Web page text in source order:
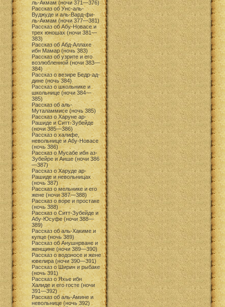
ль-Акмам (ночи 371—376)
Рассказ об Унс-аль-
Вуджуде и аль-Вард-фи-
ль-Акмам (ночи 377—381)
Рассказ об Абу-Новасе и
трех юношах (ночи 381—
383)
Рассказ об Абд-Аллахе
ибн Мамар (ночь 383)
Рассказ об узрите и его
возлюбленной (ночи 383—
384)
Рассказ о везире Бедр-ад-
дине (ночь 384)
Рассказ о школьнике и
школьнице (ночи 384—
385)
Рассказ об аль-
Муталаммисе (ночь 385)
Рассказ о Харуне ар-
Рашиде и Ситт-Зубейде
(ночи 385—386)
Рассказ о халифе,
невольнице и Абу-Новасе
(ночь 386)
Рассказ о Мусабе ибн аз-
Зубейре и Аише (ночи 386
—387)
Рассказ о Харуде ар-
Рашиде и невольницах
(ночь 387)
Рассказ о мельнике и его
жене (ночи 387—388)
Рассказ о воре и простаке
(ночь 388)
Рассказ о Ситт-Зубейде и
Абу-Юсуфе (ночи 388—
389)
Рассказ об аль-Хакиме и
купце (ночь 389)
Рассказ об Анушнрване и
женщине (ночи 389—390)
Рассказ о водоносе и жене
ювелира (ночи 390—391)
Рассказ о Ширин и рыбаке
(ночь 391)
Рассказ о Яхье ибн
Халиде и его госте (ночи
391—392)
Рассказ об аль-Амине и
невольнице (ночь 392)